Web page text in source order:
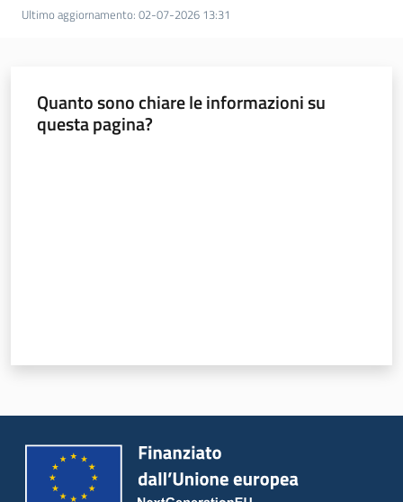
Ultimo aggiornamento: 02-07-2026 13:31
Quanto sono chiare le informazioni su
questa pagina?